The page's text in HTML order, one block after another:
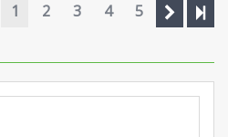
1 2 3 4 5